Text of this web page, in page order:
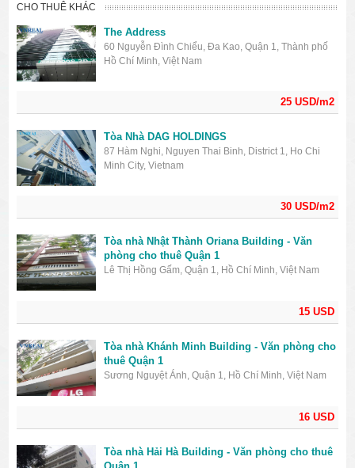
CHO THUÊ KHÁC
25 USD/m2
The Address
60 Nguyễn Đình Chiểu, Đa Kao, Quận 1, Thành phố
Hồ Chí Minh, Việt Nam
30 USD/m2
Tòa Nhà DAG HOLDINGS
87 Hàm Nghi, Nguyen Thai Binh, District 1, Ho Chi
Minh City, Vietnam
15 USD
Tòa nhà Nhật Thành Oriana Building - Văn
phòng cho thuê Quận 1
Lê Thị Hồng Gấm, Quận 1, Hồ Chí Minh, Việt Nam
16 USD
Tòa nhà Khánh Minh Building - Văn phòng cho
thuê Quận 1
Sương Nguyệt Ánh, Quận 1, Hồ Chí Minh, Việt Nam
Tòa nhà Hải Hà Building - Văn phòng cho thuê